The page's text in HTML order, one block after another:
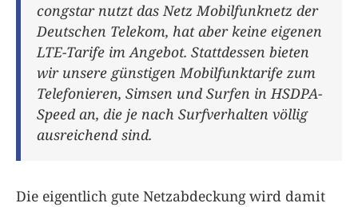
congstar nutzt das Netz Mobilfunknetz der
Deutschen Telekom, hat aber keine eigenen
LTE-Tarife im Angebot. Stattdessen bieten
wir unsere günstigen Mobilfunktarife zum
Telefonieren, Simsen und Surfen in HSDPA-
Speed an, die je nach Surfverhalten völlig
ausreichend sind.
Die eigentlich gute Netzabdeckung wird damit